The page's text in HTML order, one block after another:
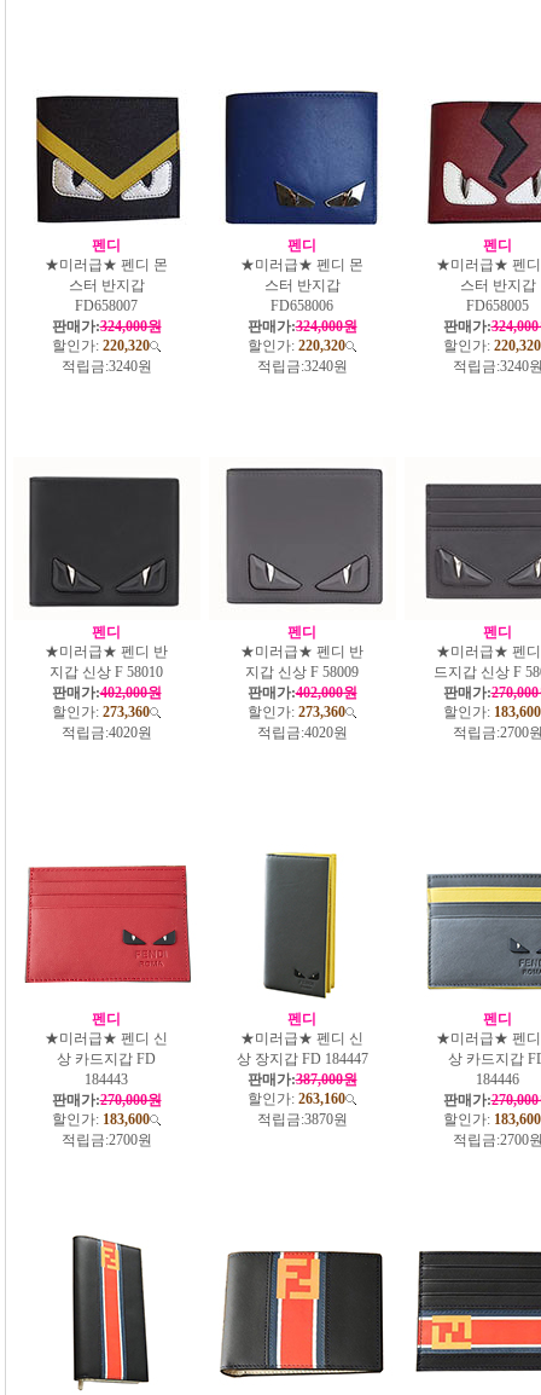
펜디
★미러급★ 펜디 몬
스터 반지갑
FD658007
판매가:324,000원
할인가: 220,320
적립금:3240원
펜디
★미러급★ 펜디 몬
스터 반지갑
FD658006
판매가:324,000원
할인가: 220,320
적립금:3240원
펜디
★미러급★ 펜
스터 반지갑
FD658005
판매가:
할인가: 220,320
적립금:3240
펜디
★미러급★ 펜디 반
지갑 신상 F 58010
판매가:402,000원
할인가: 273,360
적립금:4020원
펜디
★미러급★ 펜디 반
지갑 신상 F 58009
판매가:402,000원
할인가: 273,360
적립금:4020원
펜디
★미러급★ 펜
드지갑 신상 F
판매가:
할인가: 183,600
적립금:2700
펜디
★미러급★ 펜디 신
상 카드지갑 FD
184443
판매가:270,000원
할인가: 183,600
적립금:2700원
펜디
★미러급★ 펜디 신
상 장지갑 FD 184447
판매가:387,000원
할인가: 263,160
적립금:3870원
펜디
★미러급★ 펜
상 카드지갑
184446
판매가:
할인가: 183,600
적립금:2700